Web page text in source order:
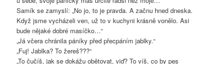
Samík se zamyslí: „No jo, to je pravda. A začnu hned dneska.
Když jsme vycházeli ven, už to v kuchyni krásně vonělo. Asi
bude nějaké dobré masíčko…“
„Já včera chránila páníky před přecpáním jablky.“
„Fuj! Jablka? To žereš???“
„To čučíš, jak se dokážu obětovat, viď? To víš, co by pes